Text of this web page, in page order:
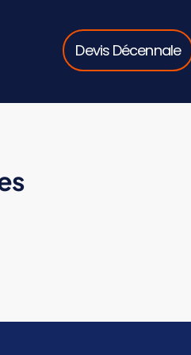
Devis Décennale